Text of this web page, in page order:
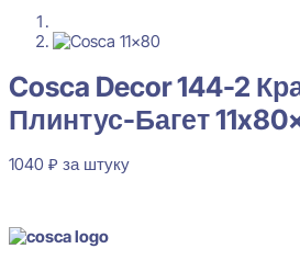
Cosca Decor 144-2
Плинтус-Багет
1040 ₽ за штуку